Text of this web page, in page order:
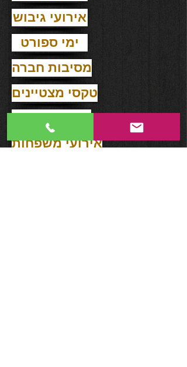
אירועי גיבוש
ימי ספורט
מסיבות חברה
טקסי מצטיינים
אירועי פרישה
אירועי משפחות